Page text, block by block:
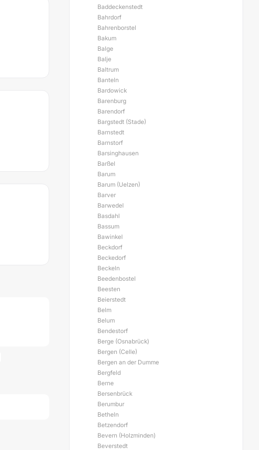
Baddeckenstedt
Bahrdorf
Bahrenborstel
Bakum
Balge
Balje
Baltrum
Banteln
Bardowick
Barenburg
Barendorf
Bargstedt (Stade)
Barnstedt
Barnstorf
Barsinghausen
Barßel
Barum
Barum (Uelzen)
Barver
Barwedel
Basdahl
Bassum
Bawinkel
Beckdorf
Beckedorf
Beckeln
Beedenbostel
Beesten
Beierstedt
Belm
Belum
Bendestorf
Berge (Osnabrück)
Bergen (Celle)
Bergen an der Dumme
Bergfeld
Berne
Bersenbrück
Berumbur
Betheln
Betzendorf
Bevern (Holzminden)
Beverstedt